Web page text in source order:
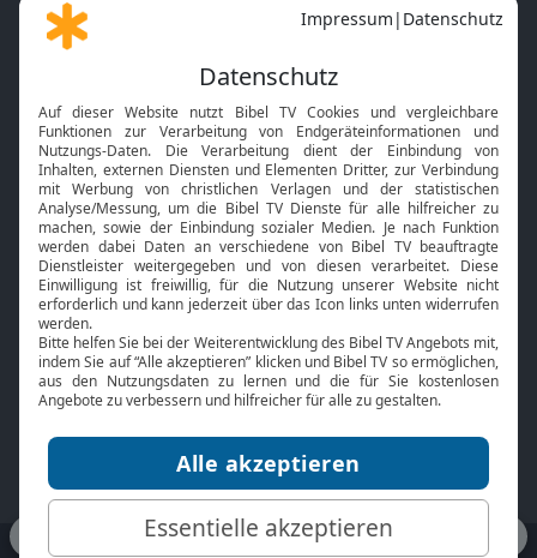
Gott und Bibel erklärt
Neuigkeiten
Mobile App
Smart TV
HbbTV
Bibelthek Online-Bibel
Nächster Gottesdienst
Bibel TV
Über uns
Jobs
Mediadaten
Service
Kontakt
TV-Empfang